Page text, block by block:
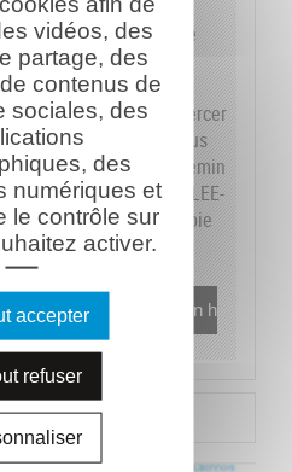
les données dont la
pouvoir traiter votre
de vos droits
opposition,
que vous pouvez exercer
du traitement, en vous
Dragon-Musée du Chemin
OULCHES-LA-VALLEE-
votre demande une copie
En savoir plus
vidéos, des
partage, des
contenus de
sociales, des
des
numériques et
le contrôle sur
activer.
accepter
refuser